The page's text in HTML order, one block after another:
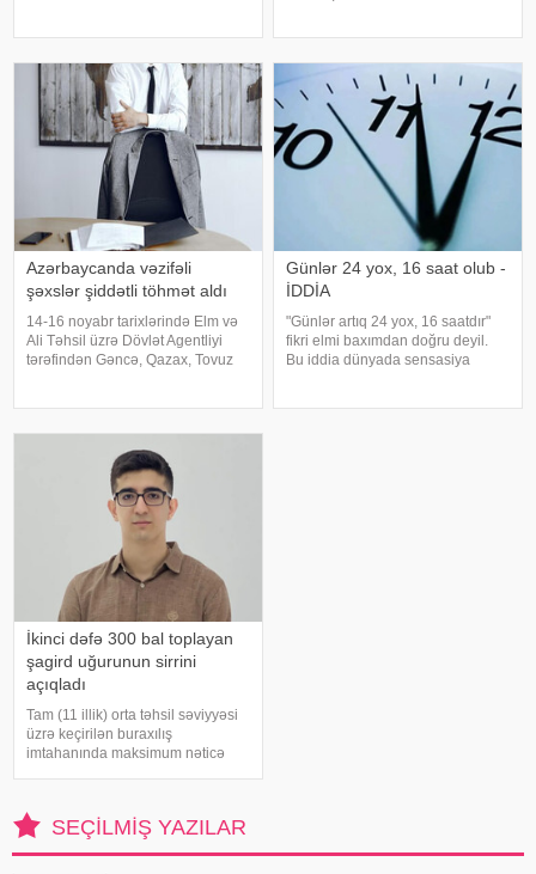
olunması" ixtisası d
fəlsəfə doktoru Zamin Əliye
Azərbaycanda vəzifəli
şəxslər şiddətli töhmət aldı
14-16 noyabr tarixlərində Elm və
Ali Təhsil üzrə Dövlət Agentliyi
tərəfindən Gəncə, Qazax, Tovuz
Kollecdə monitorinq keçirilib. Bu
Günlər 24 yox, 16 saat olub -
İDDİA
"Günlər artıq 24 yox, 16 saatdır"
fikri elmi baxımdan doğru deyil.
Bu iddia dünyada sensasiya
İkinci dəfə 300 bal toplayan
şagird uğurunun sirrini
açıqladı
Tam (11 illik) orta təhsil səviyyəsi
üzrə keçirilən buraxılış
imtahanında maksimum nəticə
qəsəbəsi 1 saylı orta məktəbin
məzunu Aydın Çingiz oğlu
Həsənlidir. O
SEÇILMIŞ YAZILAR